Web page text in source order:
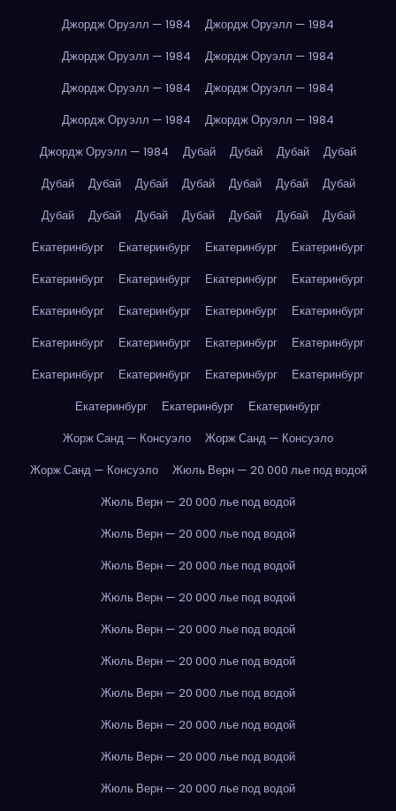
Джордж Оруэлл — 1984
Джордж Оруэлл — 1984
Джордж Оруэлл — 1984
Джордж Оруэлл — 1984
Джордж Оруэлл — 1984
Джордж Оруэлл — 1984
Джордж Оруэлл — 1984
Джордж Оруэлл — 1984
Джордж Оруэлл — 1984
Дубай Дубай Дубай
Дубай
Дубай
Дубай Дубай Дубай Дубай Дубай
Дубай
Дубай
Дубай Дубай Дубай Дубай Дубай
Дубай
Екатеринбург
Екатеринбург Екатеринбург
Екатеринбург
Екатеринбург
Екатеринбург Екатеринбург
Екатеринбург
Екатеринбург
Екатеринбург Екатеринбург
Екатеринбург
Екатеринбург
Екатеринбург Екатеринбург
Екатеринбург
Екатеринбург
Екатеринбург Екатеринбург
Екатеринбург
Екатеринбург
Екатеринбург
Екатеринбург
Жорж Санд — Консуэло
Жорж Санд — Консуэло
Жорж Санд — Консуэло
Жюль Верн — 20 000 лье под водой
Жюль Верн — 20 000 лье под водой
Жюль Верн — 20 000 лье под водой
Жюль Верн — 20 000 лье под водой
Жюль Верн — 20 000 лье под водой
Жюль Верн — 20 000 лье под водой
Жюль Верн — 20 000 лье под водой
Жюль Верн — 20 000 лье под водой
Жюль Верн — 20 000 лье под водой
Жюль Верн — 20 000 лье под водой
Жюль Верн — 20 000 лье под водой